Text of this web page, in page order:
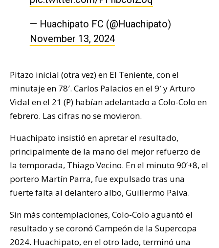
— Huachipato FC (@Huachipato)
November 13, 2024
Pitazo inicial (otra vez) en El Teniente, con el
minutaje en 78′. Carlos Palacios en el 9′ y Arturo
Vidal en el 21 (P) habían adelantado a Colo-Colo en
febrero. Las cifras no se movieron.
Huachipato insistió en apretar el resultado,
principalmente de la mano del mejor refuerzo de
la temporada, Thiago Vecino. En el minuto 90’+8, el
portero Martín Parra, fue expulsado tras una
fuerte falta al delantero albo, Guillermo Paiva.
Sin más contemplaciones, Colo-Colo aguantó el
resultado y se coronó Campeón de la Supercopa
2024. Huachipato, en el otro lado, terminó una